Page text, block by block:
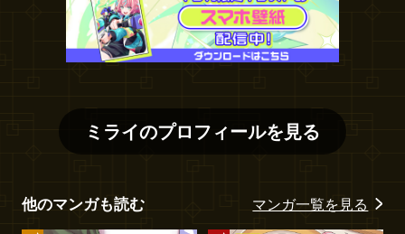
ミライのプロフィールを見る
他のマンガも読む マンガ一覧を見る